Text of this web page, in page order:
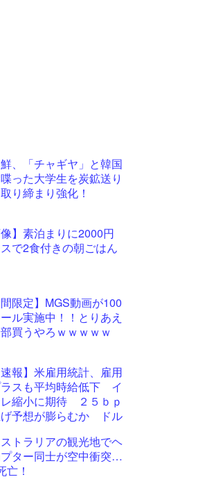
、「チャギヤ」と韓国
った大学生を炭鉱送り
り締まり強化！
像】素泊まりに2000円
で2食付きの朝ごはん
間限定】MGS動画が100
ル実施中！！とりあえ
買うやろｗｗｗｗｗ
速報】米雇用統計、雇用
スも平均時給低下 イ
縮小に期待 ２５ｂｐ
予想が膨らむか ドル
高
トラリアの観光地でヘ
プター同士が空中衝突…
亡！